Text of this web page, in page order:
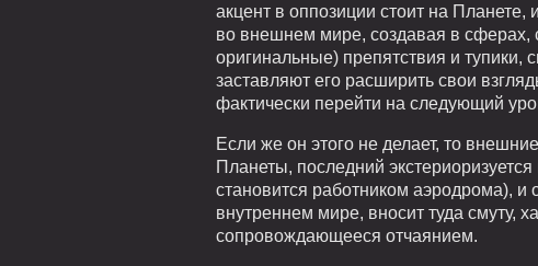
акцент в оппозиции стоит на
во внешнем мире, создавая в сферах,
оригинальные) препятствия и тупики,
заставляют его расширить свои
фактически перейти на следующий
Если же он этого не делает, то
Планеты, последний
становится работником аэродрома),
внутреннем мире, вносит туда смуту,
сопровождающееся отчаянием.